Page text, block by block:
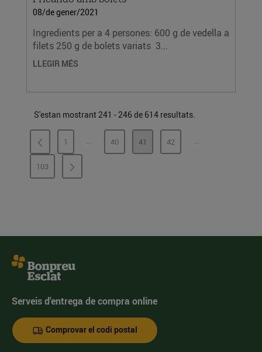
08/de gener/2021
Ingredients per a 4 persones: 600 g de vedella a
filets 250 g de bolets variats 3...
LLEGIR MÉS
S'estan mostrant 241 - 246 de 614 resultats.
PÀGINA
1 ...PÀGINES INTERMÈDIES
PÀGINA
40 PÀGINA
41 PÀGINA
42 ...PÀGINES
PÀGINA
103
Serveis d'entrega de compra online
Comprovar el codi postal